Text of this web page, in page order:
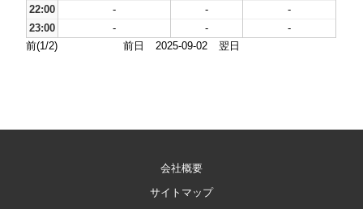
22:00
- -
-
23:00
- -
-
前(1/2)
前日 2025-09-02 翌日
会社概要
サイトマップ